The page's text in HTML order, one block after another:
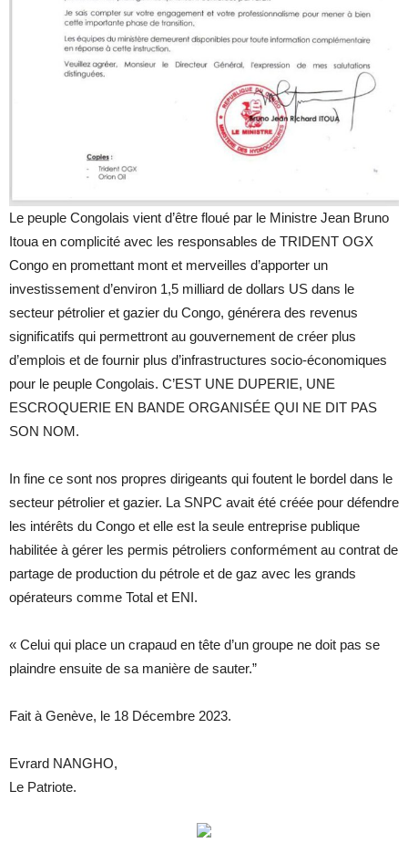
Le peuple Congolais vient d’être floué par le Ministre Jean Bruno
Itoua en complicité avec les responsables de TRIDENT OGX
Congo en promettant mont et merveilles d’apporter un
investissement d’environ 1,5 milliard de dollars US dans le
secteur pétrolier et gazier du Congo, générera des revenus
significatifs qui permettront au gouvernement de créer plus
d’emplois et de fournir plus d’infrastructures socio-économiques
pour le peuple Congolais. C’EST UNE DUPERIE, UNE
ESCROQUERIE EN BANDE ORGANISÉE QUI NE DIT PAS
SON NOM.
In fine ce sont nos propres dirigeants qui foutent le bordel dans le
secteur pétrolier et gazier. La SNPC avait été créée pour défendre
les intérêts du Congo et elle est la seule entreprise publique
habilitée à gérer les permis pétroliers conformément au contrat de
partage de production du pétrole et de gaz avec les grands
opérateurs comme Total et ENI.
« Celui qui place un crapaud en tête d’un groupe ne doit pas se
plaindre ensuite de sa manière de sauter.”
Fait à Genève, le 18 Décembre 2023.
Evrard NANGHO,
Le Patriote.